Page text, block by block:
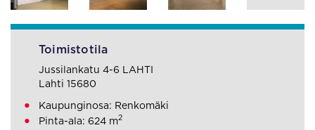
Toimistotila
Jussilankatu 4-6 LAHTI
Lahti 15680
Kaupunginosa: Renkomäki
Pinta-ala: 624 m2